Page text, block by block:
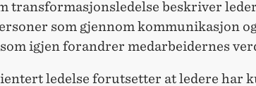
transformasjonsledelse beskriver
som gjennom kommunikasjon
igjen forandrer medarbeidernes
ledelse forutsetter at ledere har